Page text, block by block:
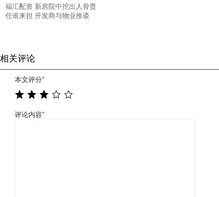
福汇配资 新房院中挖出人骨责
任谁来担 开发商与物业推诿
相关评论
本文评分*
评论内容*